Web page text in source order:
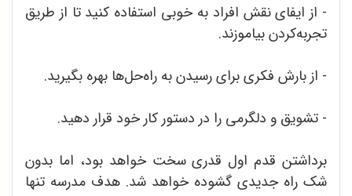
- از ایفای نقش افراد به خوبی استفاده کنید تا از طریق
تجربه‌کردن بیاموزند.
- از بارش فکری برای رسیدن به راه‌حل‌ها بهره‌ بگیرید.
- تشویق و دلگرمی را در دستور کار خود قرار دهید.
برداشتن قدم اول قدری سخت خواهد بود، اما بدون
شک راه جدیدی گشوده خواهد شد. هدف مدرسه تنها